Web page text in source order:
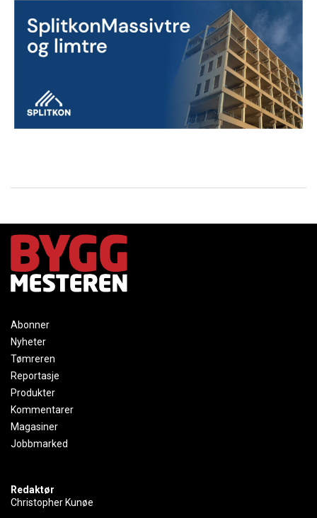
Abonner
Nyheter
Tømreren
Reportasje
Produkter
Kommentarer
Magasiner
Jobbmarked
Redaktør
Christopher Kunøe